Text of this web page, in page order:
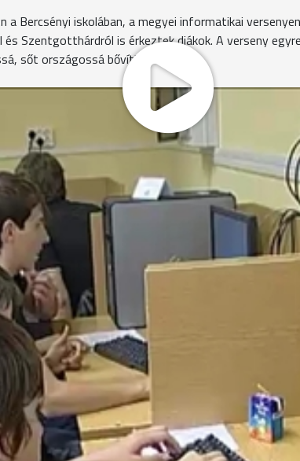
Bercsényi iskolában, a megyei informatikai
és Szentgotthárdról is érkeztek diákok. A verseny
sőt országossá bővítik.
az informatika-verseny.
Azt mondják, a felkészülésben a legtöbb
indít csapatot ezen a versenyen, tavalyelőtt az
illeszkednek az általános iskolai tananyaghoz.
Bolyai János Gyakorló Ált. Isk. és Gimnázium
verseny, itt helyben van, és egyből eredményt
osztálytól oktatják az informatikát, a
hat számítástechnika tanára állította össze a
Bercsényi Miklós Ált. Iskola
területeiről rövid idő alatt komplex
versenyzőt jutalmaztak. A legjobbak értékes
kellett készíteni iskolájukról. A legjobb